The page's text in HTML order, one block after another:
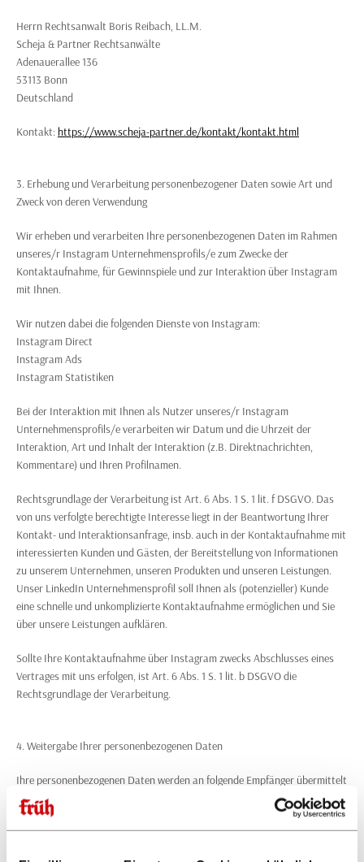
Herrn Rechtsanwalt Boris Reibach, LL.M.
Scheja & Partner Rechtsanwälte
Adenauerallee 136
53113 Bonn
Deutschland
Kontakt: https://www.scheja-partner.de/kontakt/kontakt.html
3. Erhebung und Verarbeitung personenbezogener Daten sowie Art und
Zweck von deren Verwendung
Wir erheben und verarbeiten Ihre personenbezogenen Daten im Rahmen
unseres/r Instagram Unternehmensprofils/e zum Zwecke der
Kontaktaufnahme, für Gewinnspiele und zur Interaktion über Instagram
mit Ihnen.
Wir nutzen dabei die folgenden Dienste von Instagram:
Instagram Direct
Instagram Ads
Instagram Statistiken
Bei der Interaktion mit Ihnen als Nutzer unseres/r Instagram
Unternehmensprofils/e verarbeiten wir Datum und die Uhrzeit der
Interaktion, Art und Inhalt der Interaktion (z.B. Direktnachrichten,
Kommentare) und Ihren Profilnamen.
Rechtsgrundlage der Verarbeitung ist Art. 6 Abs. 1 S. 1 lit. f DSGVO. Das
von uns verfolgte berechtigte Interesse liegt in der Beantwortung Ihrer
Kontakt- und Interaktionsanfrage, insb. auch in der Kontaktaufnahme mit
interessierten Kunden und Gästen, der Bereitstellung von Informationen
zu unserem Unternehmen, unseren Produkten und unseren Leistungen.
Unser LinkedIn Unternehmensprofil soll Ihnen als (potenzieller) Kunde
eine schnelle und unkomplizierte Kontaktaufnahme ermöglichen und Sie
über unsere Leistungen aufklären.
Sollte Ihre Kontaktaufnahme über Instagram zwecks Abschlusses eines
Vertrages mit uns erfolgen, ist Art. 6 Abs. 1 S. 1 lit. b DSGVO die
Rechtsgrundlage der Verarbeitung.
4. Weitergabe Ihrer personenbezogenen Daten
Ihre personenbezogenen Daten werden an folgende Empfänger übermittelt
bzw. von diesen verarbeitet:
Mitarbeiter unseres Unternehmens haben zur Erfüllung der oben